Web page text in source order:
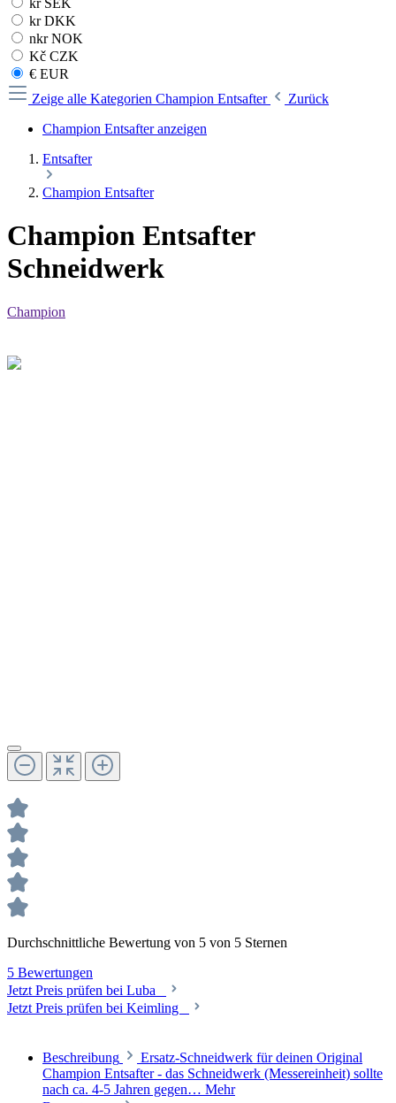
kr SEK
kr DKK
nkr NOK
Kč CZK
€ EUR
Zeige alle Kategorien Champion Entsafter
Zurück
Champion Entsafter anzeigen
Entsafter
Champion Entsafter
Champion Entsafter
Schneidwerk
Champion
Durchschnittliche Bewertung von 5 von 5 Sternen
5 Bewertungen
Jetzt Preis prüfen bei Luba
Jetzt Preis prüfen bei Keimling
Beschreibung
Ersatz-Schneidwerk für deinen Original
Champion Entsafter - das Schneidwerk (Messereinheit) sollte
nach ca. 4-5 Jahren gegen… Mehr